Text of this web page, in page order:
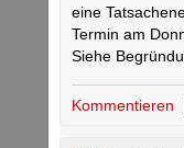
eine
Termin am
Siehe
Kommentieren